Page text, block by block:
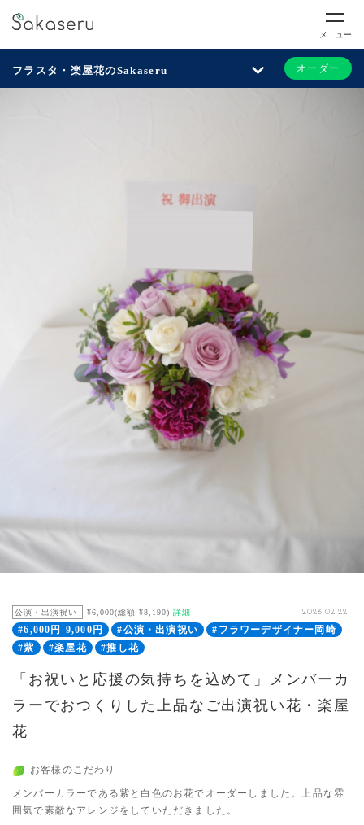
メニュー
フラスタ・楽屋花のSakaseru オーダー
公演・出演祝い ¥6,000(総額 ¥8,190) 詳細 2026.02.22
#6,000円-9,000円 #公演・出演祝い
#フラワーデザイナー岡崎
#紫
#楽屋花 #推し花
「お祝いと応援の気持ちを込めて」メンバーカ
ラーでおつくりした上品なご出演祝い花・楽屋
花
お客様のこだわり
メンバーカラーである紫と白色のお花でオーダーしました。上品な雰
囲気で素敵なアレンジをしていただきました。